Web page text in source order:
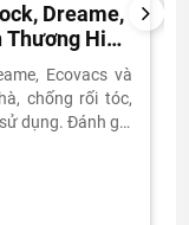
Dreame,
Hiệu
Ecovacs và
chống rối tóc,
dụng. Đánh giá
NEXT